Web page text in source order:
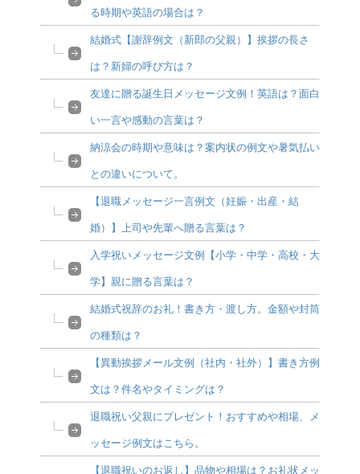
る時期や英語の場合は？
結婚式【謝辞例文（新郎の父親）】挨拶の長さ
は？新婦の呼び方は？
友達に贈る誕生日メッセージ文例！英語は？面白
い一言や感動の言葉は？
納涼会の時期や意味は？案内状の例文や暑気払い
との違いについて。
【退職メッセージ一言例文（妊娠・出産・結
婚）】上司や先輩へ贈る言葉は？
入学祝いメッセージ文例【小学・中学・高校・大
学】親に贈る言葉は？
結婚式祝辞のお礼！書き方・渡し方。金額や封筒
の種類は？
【異動挨拶メール文例（社内・社外）】書き方例
文は？件名やタイミングは？
退職祝い父親にプレゼント！おすすめや相場、メ
ッセージ例文はこちら。
【退職祝いのお返し】品物や相場は？お礼状メッ